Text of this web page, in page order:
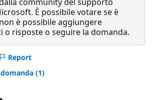
È possibile votare se è
è possibile aggiungere
o risposte o seguire la domanda.
Report
(1)